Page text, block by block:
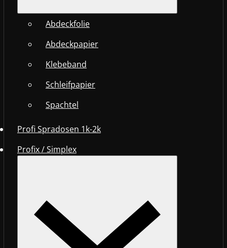
Abdeckfolie
Abdeckpapier
Klebeband
Schleifpapier
Spachtel
Profi Spradosen 1k-2k
Profix / Simplex